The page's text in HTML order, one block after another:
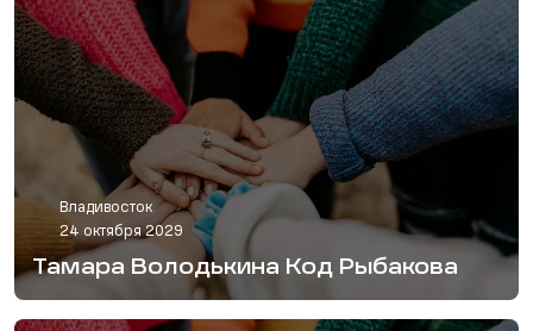
Владивосток
24 октября 2029
Тамара Володькина Код Рыбакова